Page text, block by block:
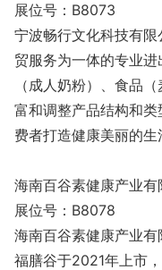
展位号：B8073
宁波畅行文化科技有
贸服务为一体的专业
（成人奶粉）、食品
富和调整产品结构和
费者打造健康美丽的生
海南百谷素健康产业有
展位号：B8078
海南百谷素健康产业
福膳谷于2021年上市